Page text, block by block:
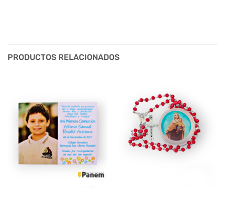
PRODUCTOS RELACIONADOS